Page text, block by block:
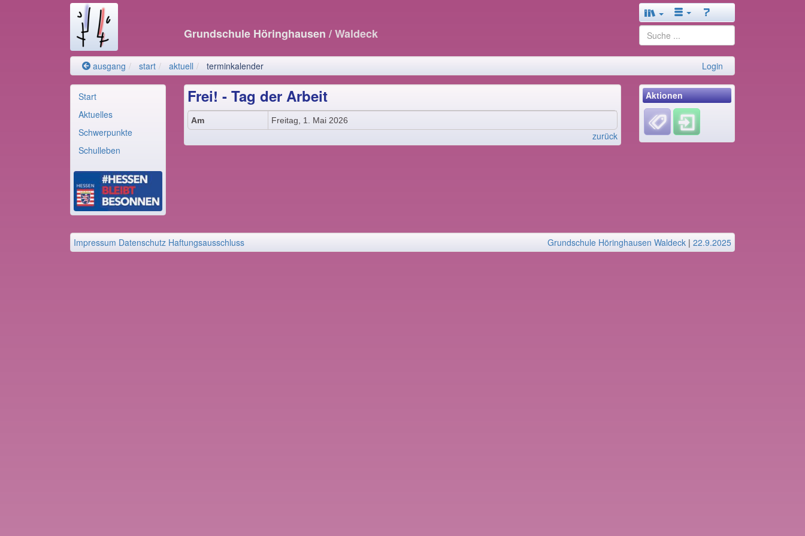
Grundschule Höringhausen / Waldeck
ausgang start aktuell terminkalender Login
Start
Aktuelles
Schwerpunkte
Schulleben
Frei! - Tag der Arbeit
Am Freitag, 1. Mai 2026
zurück
Aktionen
Impressum Datenschutz Haftungsausschluss Grundschule Höringhausen Waldeck | 22.9.2025